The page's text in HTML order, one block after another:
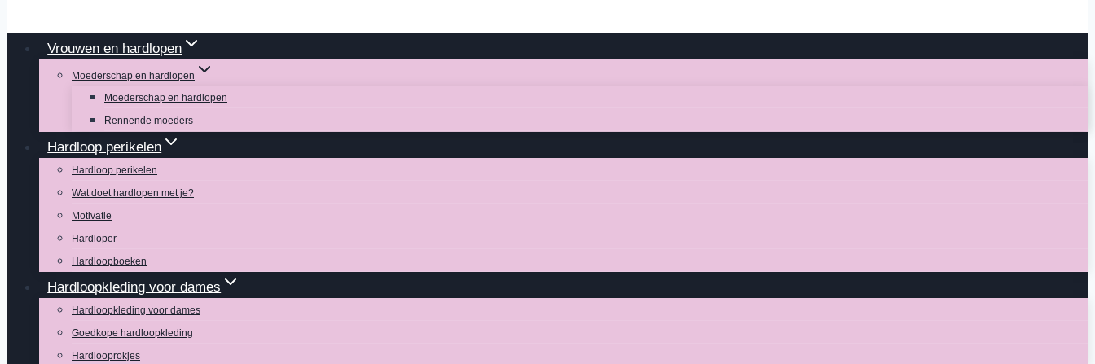
Vrouwen en hardlopen
Moederschap en hardlopen
Moederschap en hardlopen
Rennende moeders
Hardloop perikelen
Hardloop perikelen
Wat doet hardlopen met je?
Motivatie
Hardloper
Hardloopboeken
Hardloopkleding voor dames
Hardloopkleding voor dames
Goedkope hardloopkleding
Hardlooprokjes